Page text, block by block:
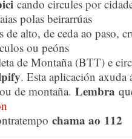
cando circules por
polas beirarrúas
de alto, de ceda ao paso,
ou peóns
de Montaña (BTT) e
. Esta aplicación axuda
de montaña. Lembra
chama ao 112